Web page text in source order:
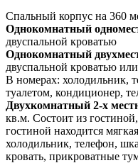
Спальный корпус на 360
Однокомнатный
двуспальной кроватью
Однокомнатный
двуспальной кроватью
В номерах: холодильник,
туалетом, кондиционер,
Двухкомнатный 2-х
кв.м. Состоит из
гостиной находится
холодильник, телефон,
кровать, прикроватные